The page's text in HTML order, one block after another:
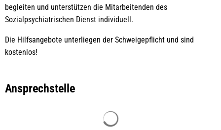
begleiten und unterstützen die Mitarbeitenden des
Sozialpsychiatrischen Dienst individuell.
Die Hilfsangebote unterliegen der Schweigepflicht und sind
kostenlos!
Ansprechstelle